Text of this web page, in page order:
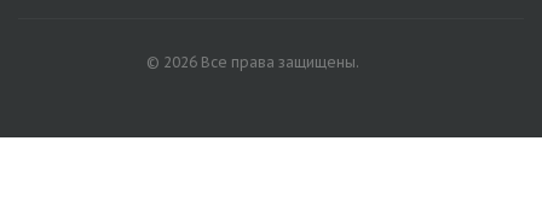
© 2026 Все права защищены.